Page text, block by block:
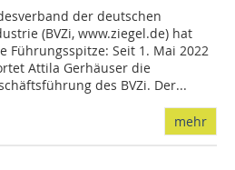
der deutschen
(BVZi, www.ziegel.de) hat
Führungsspitze: Seit 1. Mai 2022
Attila Gerhäuser die
des BVZi. Der...
mehr